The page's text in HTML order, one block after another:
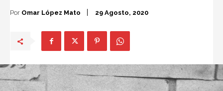
Por Omar López Mato 29 Agosto, 2020